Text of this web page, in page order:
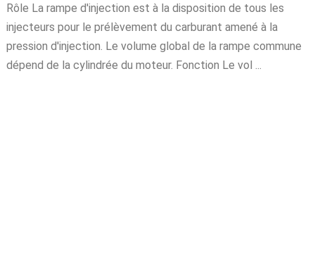
Rôle La rampe d'injection est à la disposition de tous les
injecteurs pour le prélèvement du carburant amené à la
pression d'injection. Le volume global de la rampe commune
dépend de la cylindrée du moteur. Fonction Le vol ...